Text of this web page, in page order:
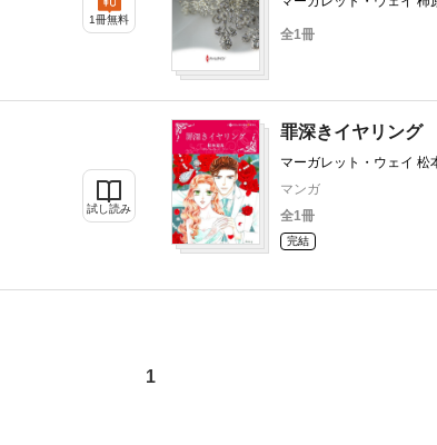
1冊無料
全1冊
試し読み
罪深きイヤリング
マーガレット・ウェイ 松
マンガ
全1冊
完結
1